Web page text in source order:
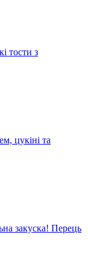
тости з
цукіні та
закуска! Перець